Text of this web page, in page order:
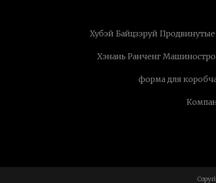
Хубэй Байцзэруй
Хэнань Ранченг
форма для